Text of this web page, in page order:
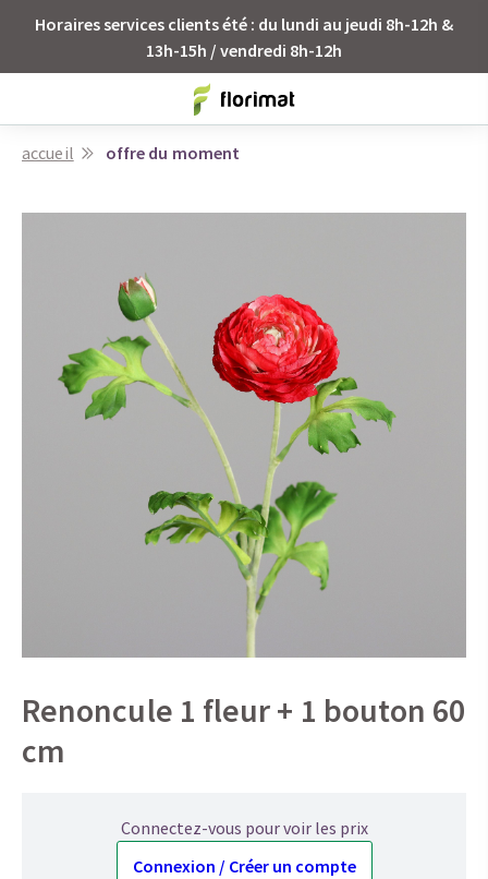
Horaires services clients été : du lundi au jeudi 8h-12h &
13h-15h / vendredi 8h-12h
accueil offre du moment
Renoncule 1 fleur + 1 bouton 60
cm
Connectez-vous pour voir les prix
Connexion / Créer un compte